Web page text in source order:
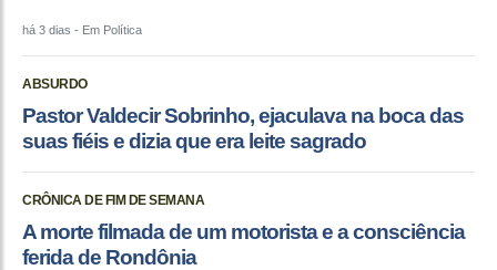
há 3 dias - Em Política
ABSURDO
Pastor Valdecir Sobrinho, ejaculava na boca das
suas fiéis e dizia que era leite sagrado
CRÔNICA DE FIM DE SEMANA
A morte filmada de um motorista e a consciência
ferida de Rondônia